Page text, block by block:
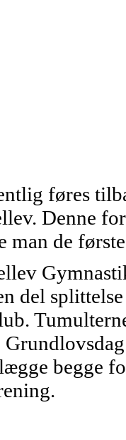
føres
Denne
man de
del
begge